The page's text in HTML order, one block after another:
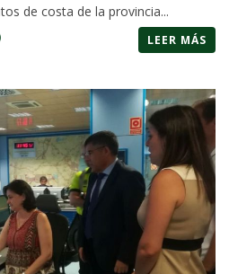
de costa de la provincia...
LEER MÁS